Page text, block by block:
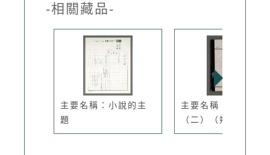
-相關藏品-
主要名稱：小說的主
題
主要名稱：長術
（二）（朔日表）